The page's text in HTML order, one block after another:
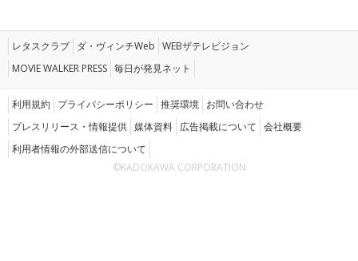
レタスクラブ ダ・ヴィンチWeb WEBザテレビジョン
MOVIE WALKER PRESS 毎日が発見ネット
利用規約 プライバシーポリシー 推奨環境 お問い合わせ
プレスリリース・情報提供 媒体資料 広告掲載について 会社概要
利用者情報の外部送信について
©KADOKAWA CORPORATION